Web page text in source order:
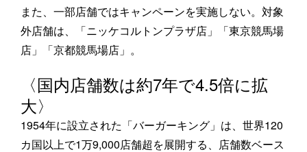
また、一部店舗ではキャンペーンを実施しない。対象
外店舗は、「ニッケコルトンプラザ店」「東京競馬場
店」「京都競馬場店」。
〈国内店舗数は約7年で4.5倍に拡
大〉
1954年に設立された「バーガーキング」は、世界120
カ国以上で1万9,000店舗超を展開する、店舗数ベース